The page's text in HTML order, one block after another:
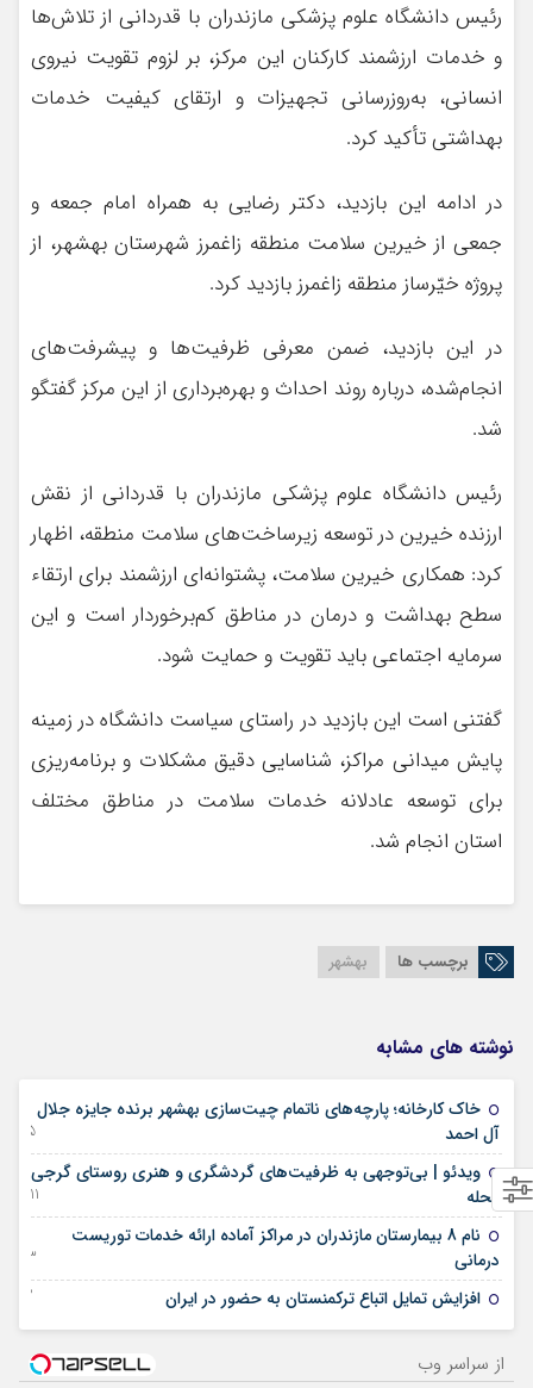
رئیس دانشگاه علوم پزشکی مازندران با قدردانی از تلاش‌ها
و خدمات‌ ارزشمند کارکنان این مرکز، بر لزوم تقویت نیروی
انسانی، به‌روزرسانی تجهیزات و ارتقای کیفیت خدمات
بهداشتی تأکید کرد.
در ادامه این بازدید، دکتر رضایی به همراه امام جمعه و
جمعی از خیرین سلامت منطقه زاغمرز شهرستان بهشهر، از
پروژه خیّر‌ساز منطقه زاغمرز بازدید کرد.
در این بازدید، ضمن معرفی ظرفیت‌ها و پیشرفت‌های
انجام‌شده، درباره روند احداث و بهره‌برداری از این مرکز گفتگو
شد.
رئیس دانشگاه علوم پزشکی مازندران با قدردانی از نقش
ارزنده خیرین در توسعه زیرساخت‌های سلامت منطقه، اظهار
کرد: همکاری خیرین سلامت، پشتوانه‌ای ارزشمند برای ارتقاء
سطح بهداشت و درمان در مناطق کم‌برخوردار است و این
سرمایه اجتماعی باید تقویت و حمایت شود.
گفتنی است این بازدید در راستای سیاست دانشگاه در زمینه
پایش میدانی مراکز، شناسایی دقیق مشکلات و برنامه‌ریزی
برای توسعه عادلانه خدمات سلامت در مناطق مختلف
استان انجام شد.
برچسب ها بهشهر
نوشته های مشابه
خاک کارخانه؛ پارچه‌های ناتمام چیت‌سازی بهشهر برنده جایزه جلال
آل احمد
25 ژانویه 2025
ویدئو | بی‌توجهی به ظرفیت‌های گردشگری و هنری روستای گرجی
محله
11 آگوست 2024
نام 8 بیمارستان مازندران در مراکز آماده ارائه خدمات توریست
درمانی
23 ژانویه 2024
افزایش تمایل اتباع ترکمنستان به حضور در ایران 02 ژانویه 2024
از سراسر وب